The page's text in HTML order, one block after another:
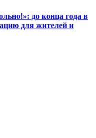
до конца года в
для жителей и